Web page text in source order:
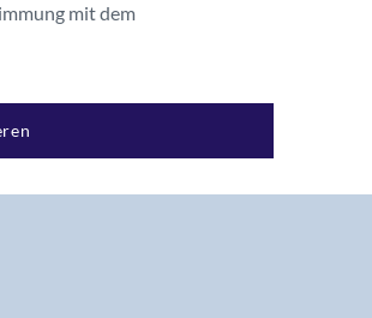
mit dem